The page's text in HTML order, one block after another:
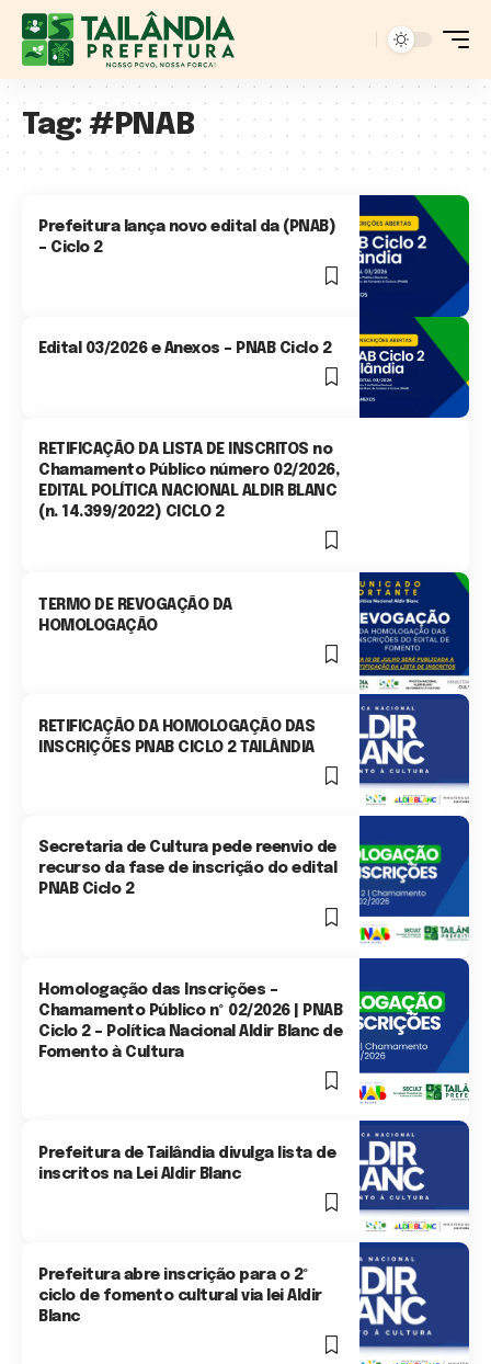
Tag: #PNAB
Prefeitura lança novo edital da (PNAB)
– Ciclo 2
Edital 03/2026 e Anexos – PNAB Ciclo 2
RETIFICAÇÃO DA LISTA DE INSCRITOS no
Chamamento Público número 02/2026,
EDITAL POLÍTICA NACIONAL ALDIR BLANC
(n. 14.399/2022) CICLO 2
TERMO DE REVOGAÇÃO DA
HOMOLOGAÇÃO
RETIFICAÇÃO DA HOMOLOGAÇÃO DAS
INSCRIÇÕES PNAB CICLO 2 TAILÂNDIA
Secretaria de Cultura pede reenvio de
recurso da fase de inscrição do edital
PNAB Ciclo 2
Homologação das Inscrições –
Chamamento Público nº 02/2026 | PNAB
Ciclo 2 – Política Nacional Aldir Blanc de
Fomento à Cultura
Prefeitura de Tailândia divulga lista de
inscritos na Lei Aldir Blanc
Prefeitura abre inscrição para o 2º
ciclo de fomento cultural via lei Aldir
Blanc